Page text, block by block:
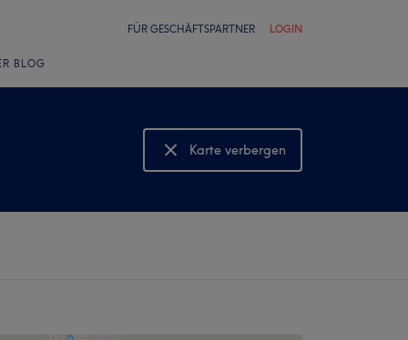
FÜR GESCHÄFTSPARTNER LOGIN
BLOG
Karte verbergen
Karte anzeigen